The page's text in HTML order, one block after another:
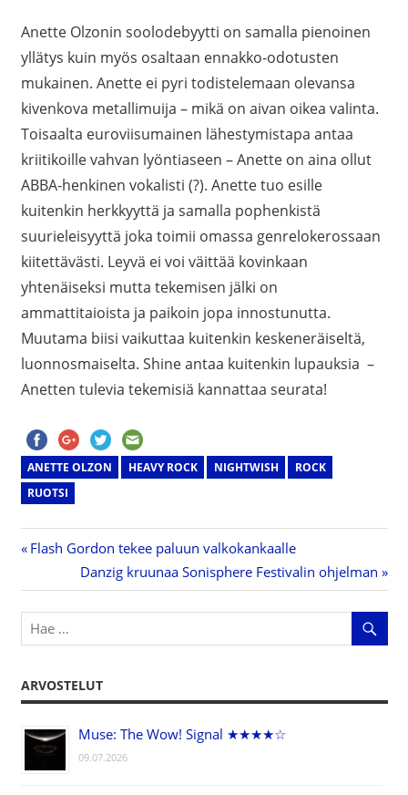
Anette Olzonin soolodebyytti on samalla pienoinen
yllätys kuin myös osaltaan ennakko-odotusten
mukainen. Anette ei pyri todistelemaan olevansa
kivenkova metallimuija – mikä on aivan oikea valinta.
Toisaalta euroviisumainen lähestymistapa antaa
kriitikoille vahvan lyöntiaseen – Anette on aina ollut
ABBA-henkinen vokalisti (?). Anette tuo esille
kuitenkin herkkyyttä ja samalla pophenkistä
suurieleisyyttä joka toimii omassa genrelokerossaan
kiitettävästi. Leyvä ei voi väittää kovinkaan
yhtenäiseksi mutta tekemisen jälki on
ammattitaioista ja paikoin jopa innostunutta.
Muutama biisi vaikuttaa kuitenkin keskeneräiseltä,
luonnosmaiselta. Shine antaa kuitenkin lupauksia –
Anetten tulevia tekemisiä kannattaa seurata!
ANETTE OLZON HEAVY ROCK NIGHTWISH
ROCK
RUOTSI
Artikkelien
selaus
Previous
Flash Gordon tekee paluun valkokankaalle
Next
Post:
Danzig kruunaa Sonisphere Festivalin ohjelman
ARVOSTELUT
Muse: The Wow! Signal ★★★★☆
09.07.2026